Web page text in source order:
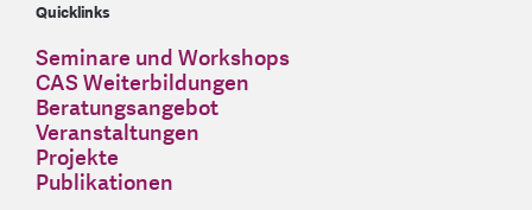
Quicklinks
Seminare und Workshops
CAS Weiterbildungen
Beratungsangebot
Veranstaltungen
Projekte
Publikationen